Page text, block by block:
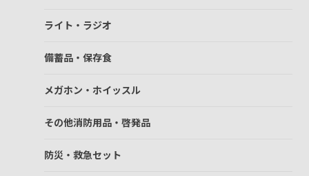
ライト・ラジオ
備蓄品・保存食
メガホン・ホイッスル
その他消防用品・啓発品
防災・救急セット